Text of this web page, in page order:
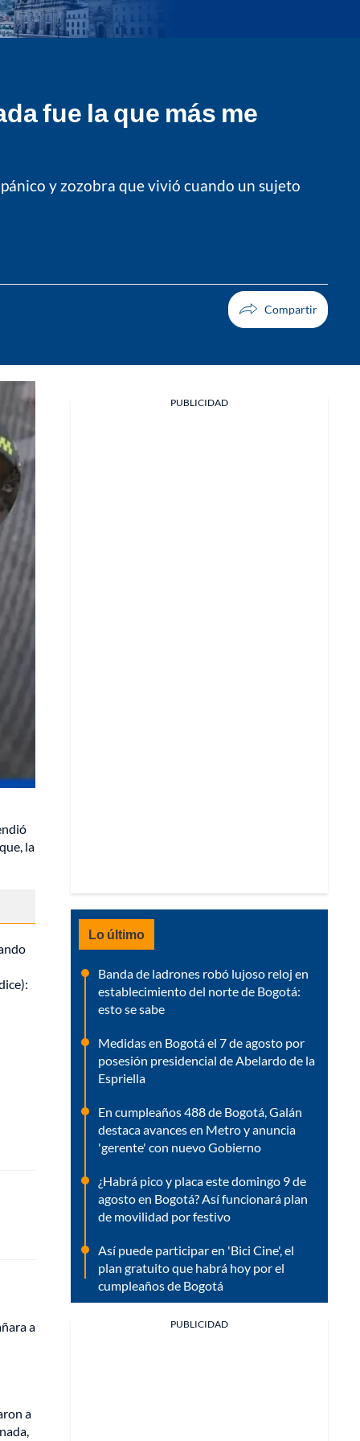
fue la que más me
y zozobra que vivió cuando un sujeto
la
a
a
PUBLICIDAD
Lo último
Banda de ladrones robó lujoso reloj en
establecimiento del norte de Bogotá:
esto se sabe
Medidas en Bogotá el 7 de agosto por
posesión presidencial de Abelardo de la
Espriella
En cumpleaños 488 de Bogotá, Galán
destaca avances en Metro y anuncia
'gerente' con nuevo Gobierno
¿Habrá pico y placa este domingo 9 de
agosto en Bogotá? Así funcionará plan
de movilidad por festivo
Así puede participar en 'Bici Cine', el
plan gratuito que habrá hoy por el
cumpleaños de Bogotá
PUBLICIDAD